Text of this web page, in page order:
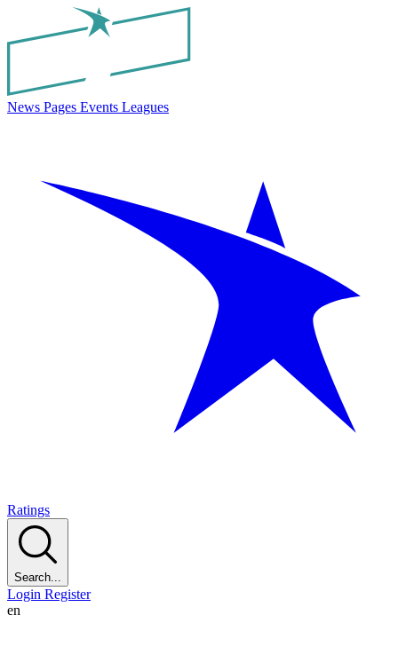
News Pages Events Leagues
Ratings
Search...
Login Register
en